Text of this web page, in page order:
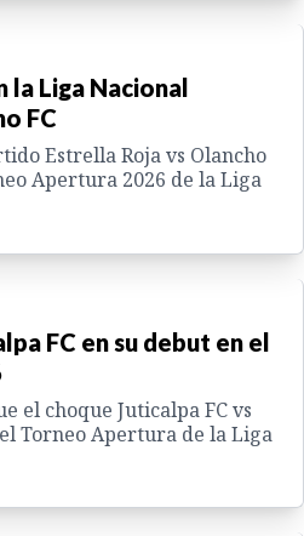
Liga Nacional
FC
Estrella Roja vs Olancho
Apertura 2026 de la Liga
FC en su debut en el
el choque Juticalpa FC vs
Torneo Apertura de la Liga